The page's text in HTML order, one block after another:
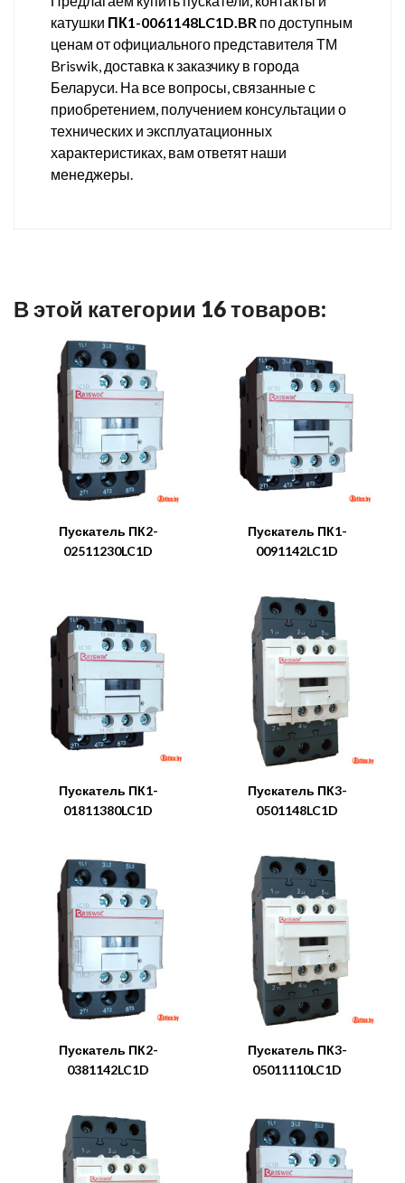
катушки ПК1-0061148LC1D.BR по доступным
ценам от официального представителя ТМ
Briswik, доставка к заказчику в города
Беларуси. На все вопросы, связанные с
приобретением, получением консультации о
технических и эксплуатационных
характеристиках, вам ответят наши
менеджеры.
В этой категории 16 товаров:
Пускатель ПК2-
02511230LC1D
Пускатель ПК1-
0091142LC1D
Пускатель ПК1-
01811380LC1D
Пускатель ПК3-
0501148LC1D
Пускатель ПК2-
0381142LC1D
Пускатель ПК3-
05011110LC1D